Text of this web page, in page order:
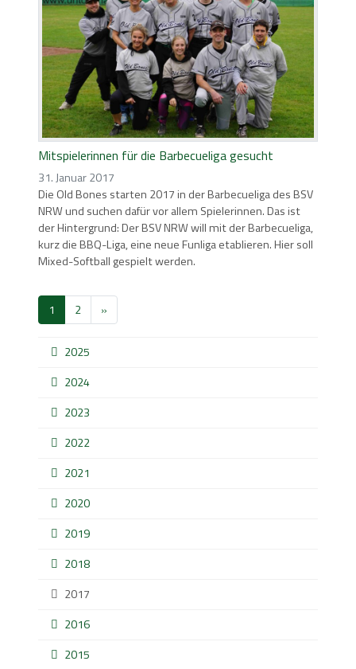
Mitspielerinnen für die Barbecueliga gesucht
31. Januar 2017
Die Old Bones starten 2017 in der Barbecueliga des BSV
NRW und suchen dafür vor allem Spielerinnen. Das ist
der Hintergrund: Der BSV NRW will mit der Barbecueliga,
kurz die BBQ-Liga, eine neue Funliga etablieren. Hier soll
Mixed-Softball gespielt werden.
1 2 »
2025
2024
2023
2022
2021
2020
2019
2018
2017
2016
2015